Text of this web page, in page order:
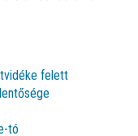
felett
tó